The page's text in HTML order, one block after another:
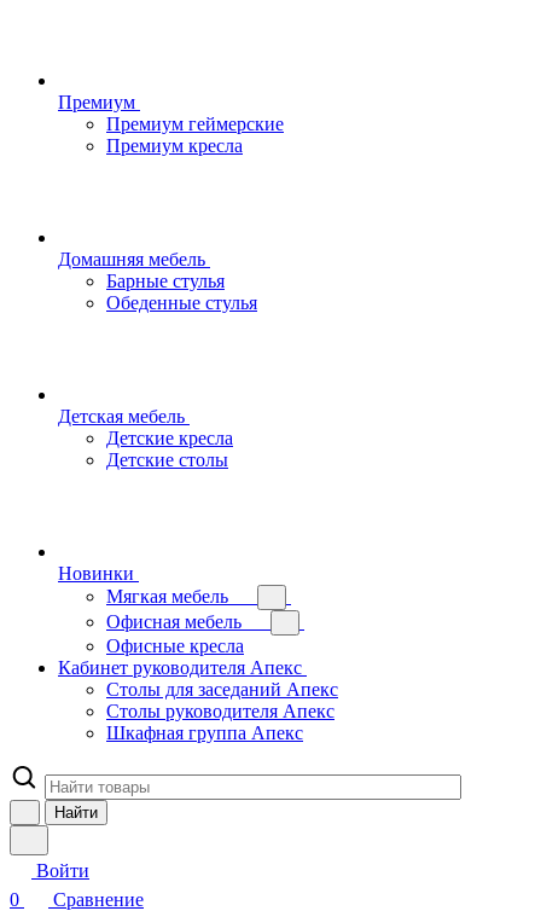
Премиум
Премиум геймерские
Премиум кресла
Домашняя мебель
Барные стулья
Обеденные стулья
Детская мебель
Детские кресла
Детские столы
Новинки
Мягкая мебель
Офисная мебель
Офисные кресла
Кабинет руководителя Апекс
Столы для заседаний Апекс
Столы руководителя Апекс
Шкафная группа Апекс
Найти
Войти
0
Сравнение